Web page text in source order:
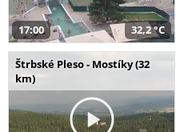
17:00 32,2 °C
Štrbské Pleso - Mostíky (32
km)